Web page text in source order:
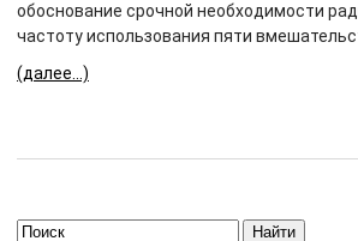
обоснование срочной необходимости
частоту использования пяти
(далее…)
Найти